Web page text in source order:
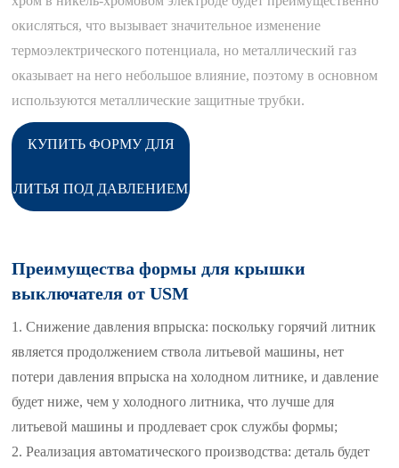
окисляться, что вызывает значительное изменение
термоэлектрического потенциала, но металлический газ
оказывает на него небольшое влияние, поэтому в основном
используются металлические защитные трубки.
КУПИТЬ ФОРМУ ДЛЯ
ЛИТЬЯ ПОД ДАВЛЕНИЕМ
Преимущества формы для крышки
выключателя от USM
1. Снижение давления впрыска: поскольку горячий литник
является продолжением ствола литьевой машины, нет
потери давления впрыска на холодном литнике, и давление
будет ниже, чем у холодного литника, что лучше для
литьевой машины и продлевает срок службы формы;
2. Реализация автоматического производства: деталь будет